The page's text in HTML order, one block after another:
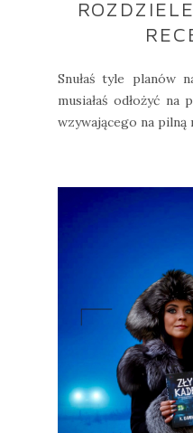
Snułaś tyle planów
musiałaś odłożyć
wzywającego na pilną